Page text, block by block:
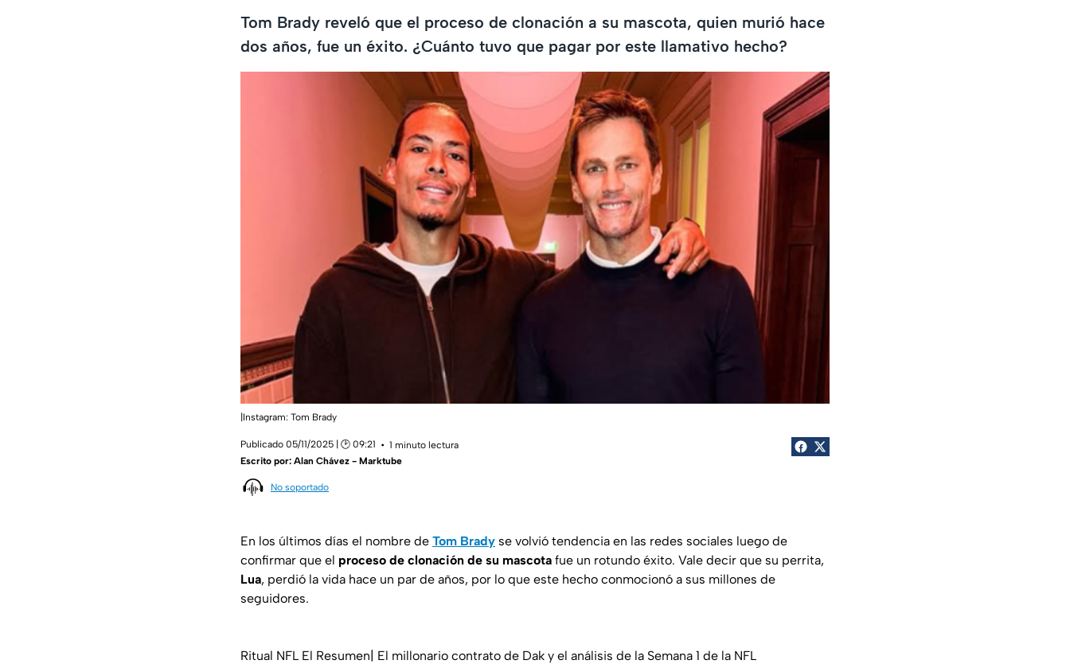
Tom Brady reveló que el proceso de clonación a su mascota, quien murió hace
dos años, fue un éxito. ¿Cuánto tuvo que pagar por este llamativo hecho?
|Instagram: Tom Brady
Publicado 05/11/2025 | 🕑 09:21
1 minuto lectura
Escrito por: Alan Chávez - Marktube
No soportado
En los últimos días el nombre de Tom Brady se volvió tendencia en las redes sociales luego de
confirmar que el proceso de clonación de su mascota fue un rotundo éxito. Vale decir que su perrita,
Lua, perdió la vida hace un par de años, por lo que este hecho conmocionó a sus millones de
seguidores.
Ritual NFL El Resumen| El millonario contrato de Dak y el análisis de la Semana 1 de la NFL